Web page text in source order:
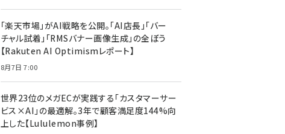
「楽天市場」がAI戦略を公開。「AI店長」「バー
チャル試着」「RMSバナー画像生成」の全ぼう
【Rakuten AI Optimismレポート】
8月7日 7:00
世界23位のメガECが実践する「カスタマーサー
ビス×AI」の最適解。3年で顧客満足度144%向
上した【Lululemon事例】